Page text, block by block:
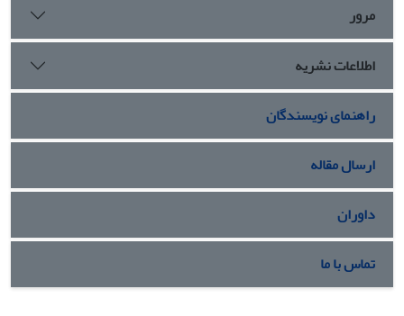
مرور
اطلاعات نشریه
راهنمای نویسندگان
ارسال مقاله
داوران
تماس با ما